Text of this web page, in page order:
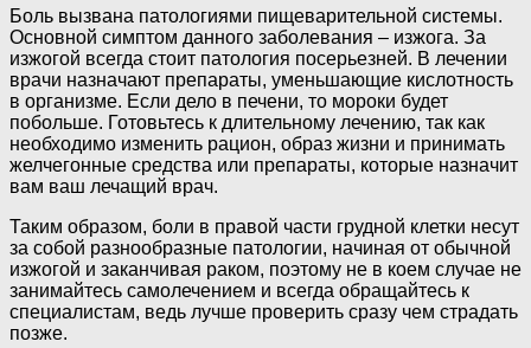
Боль вызвана патологиями пищеварительной системы.
Основной симптом данного заболевания – изжога. За
изжогой всегда стоит патология посерьезней. В лечении
врачи назначают препараты, уменьшающие кислотность
в организме. Если дело в печени, то мороки будет
побольше. Готовьтесь к длительному лечению, так как
необходимо изменить рацион, образ жизни и принимать
желчегонные средства или препараты, которые назначит
вам ваш лечащий врач.
Таким образом, боли в правой части грудной клетки несут
за собой разнообразные патологии, начиная от обычной
изжогой и заканчивая раком, поэтому не в коем случае не
занимайтесь самолечением и всегда обращайтесь к
специалистам, ведь лучше проверить сразу чем страдать
позже.